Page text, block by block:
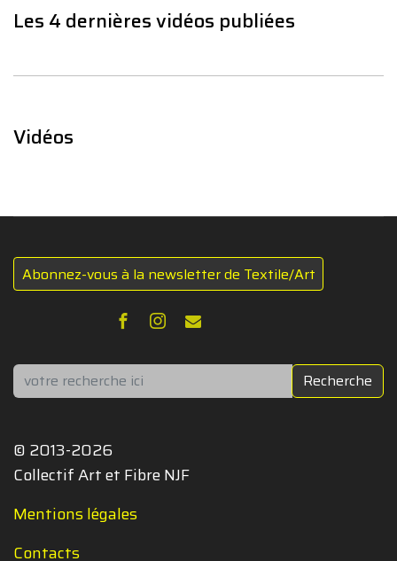
Les 4 dernières vidéos publiées
Vidéos
Abonnez-vous à la newsletter de Textile/Art
Rechercher Recherche
© 2013-2026
Collectif Art et Fibre NJF
Mentions légales
Contacts